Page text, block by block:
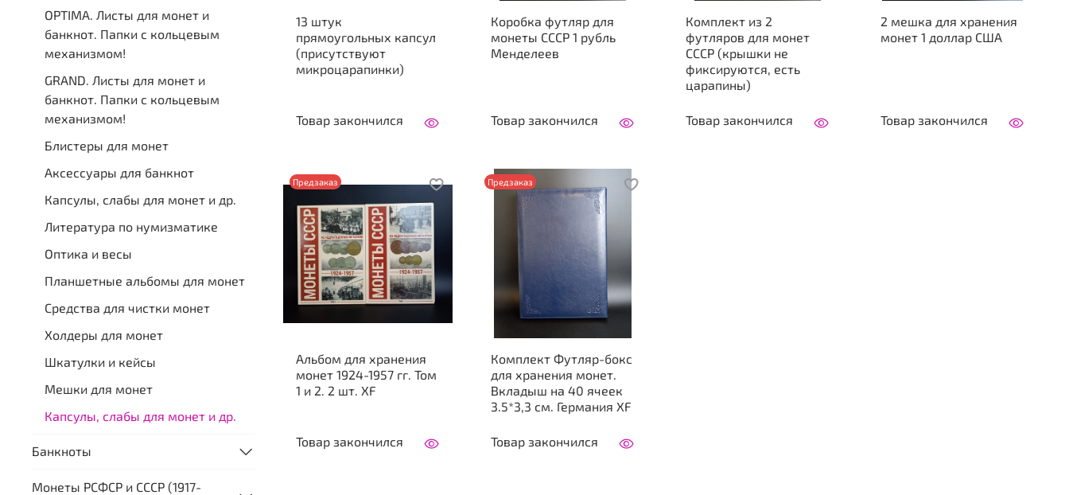
13 штук
прямоугольных капсул
(присутствуют
микроцарапинки)
Товар закончился
Коробка футляр для
монеты СССР 1 рубль
Менделеев
Товар закончился
Комплект из 2
футляров для монет
СССР (крышки не
фиксируются, есть
царапины)
Товар закончился
2 мешка для хранения
монет 1 доллар США
Товар закончился
Предзаказ
Альбом для хранения
монет 1924-1957 гг. Том
1 и 2. 2 шт. XF
Товар закончился
Предзаказ
Комплект Футляр-бокс
для хранения монет.
Вкладыш на 40 ячеек
3.5*3,3 см. Германия XF
Товар закончился
OPTIMA. Листы для монет и
банкнот. Папки с кольцевым
механизмом!
GRAND. Листы для монет и
банкнот. Папки с кольцевым
механизмом!
Блистеры для монет
Аксессуары для банкнот
Капсулы, слабы для монет и др.
Литература по нумизматике
Оптика и весы
Планшетные альбомы для монет
Средства для чистки монет
Холдеры для монет
Шкатулки и кейсы
Мешки для монет
Капсулы, слабы для монет и др.
Банкноты
Монеты РСФСР и СССР (1917-